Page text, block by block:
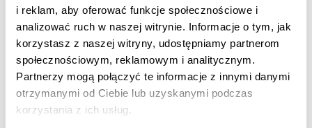
i reklam, aby oferować funkcje społecznościowe i
analizować ruch w naszej witrynie. Informacje o tym, jak
korzystasz z naszej witryny, udostępniamy partnerom
społecznościowym, reklamowym i analitycznym.
Partnerzy mogą połączyć te informacje z innymi danymi
otrzymanymi od Ciebie lub uzyskanymi podczas
korzystania z ich usług.
94 013 mil
3,500 cm³
Automatic
2014
Rear end
Aukcja za3tygodni
Aktualna stawka: